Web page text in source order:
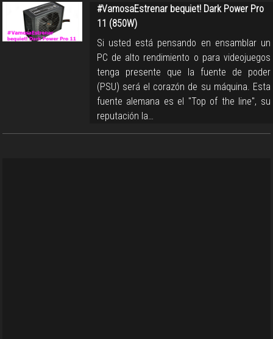
#VamosaEstrenar bequiet! Dark Power Pro
11 (850W)
Si usted está pensando en ensamblar un
PC de alto rendimiento o para videojuegos
tenga presente que la fuente de poder
(PSU) será el corazón de su máquina. Esta
fuente alemana es el "Top of the line", su
reputación la…